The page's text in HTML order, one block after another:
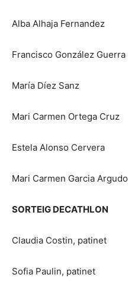
Alba Alhaja Fernandez
Francisco González Guerra
María Díez Sanz
Mari Carmen Ortega Cruz
Estela Alonso Cervera
Mari Carmen Garcia Argudo
SORTEIG DECATHLON
Claudia Costin, patinet
Sofia Paulin, patinet